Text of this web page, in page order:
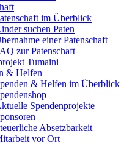
im Überblick
suchen Paten
einer Patenschaft
zur Patenschaft
Tumaini
& Helfen
& Helfen im Überblick
Spendenprojekte
Absetzbarkeit
vor Ort